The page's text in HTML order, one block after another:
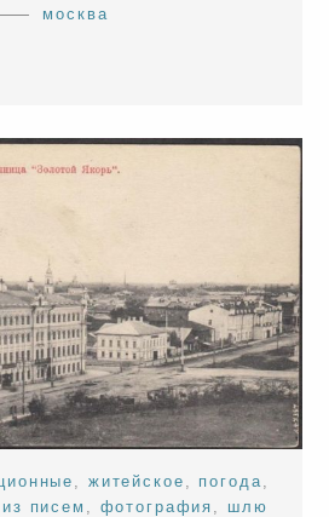
москва
житейское погода
писем фотография
шлю